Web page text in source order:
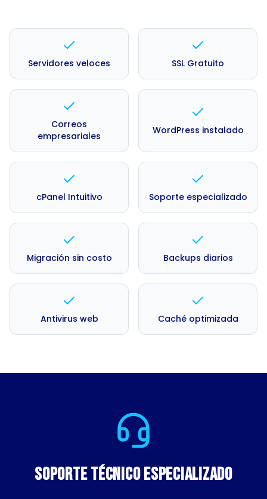
Servidores veloces SSL Gratuito
Correos
empresariales
WordPress instalado
cPanel Intuitivo Soporte especializado
Migración sin costo Backups diarios
Antivirus web Caché optimizada
Soporte Técnico Especializado